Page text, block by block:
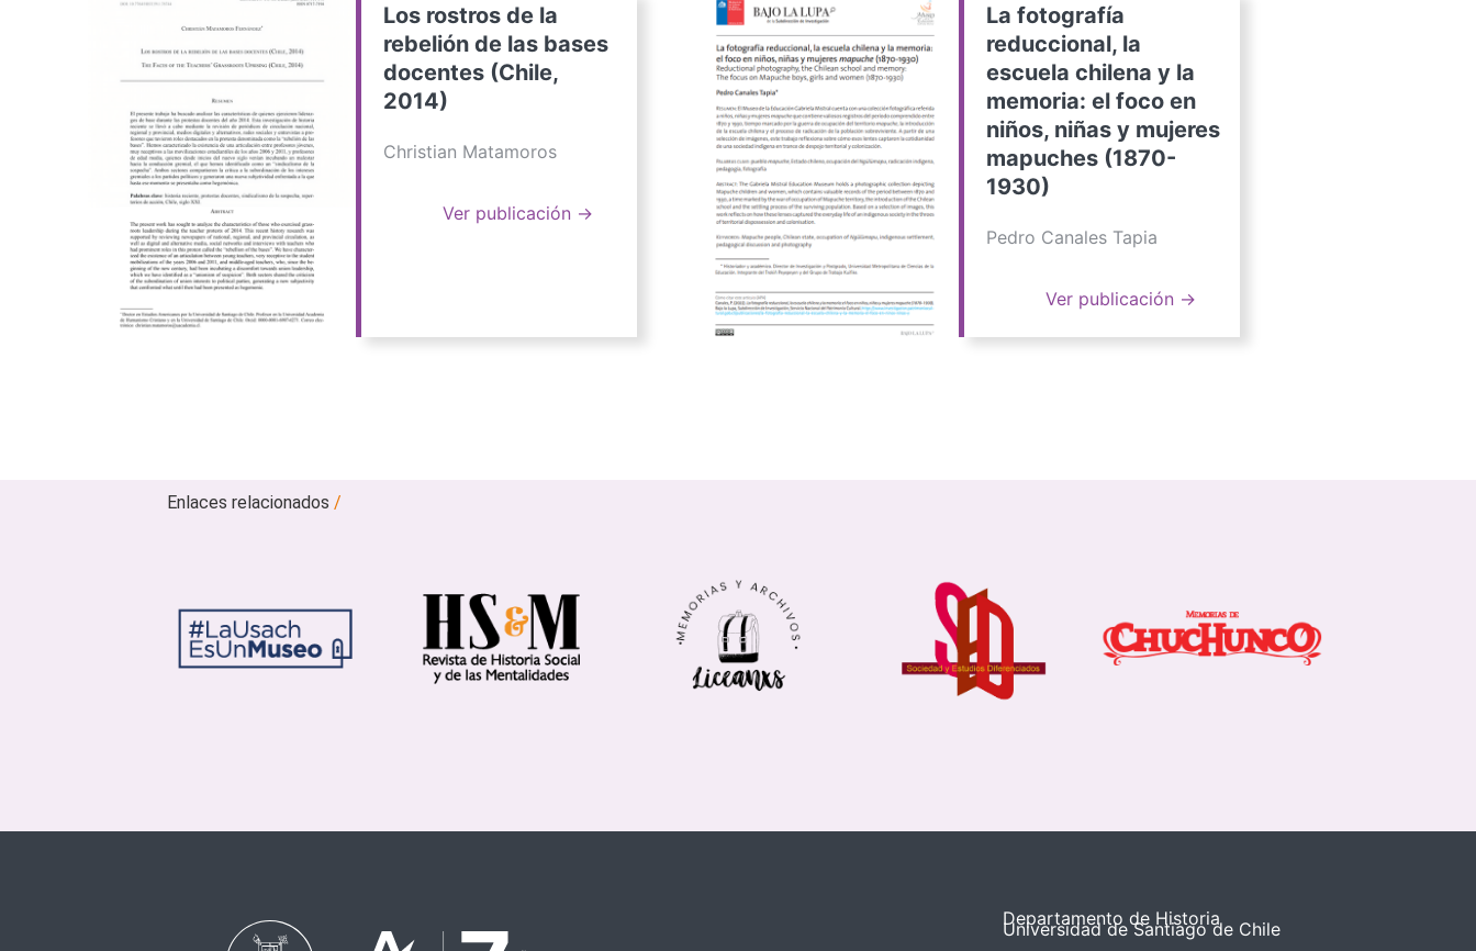
Los rostros de la
rebelión de las bases
docentes (Chile,
2014)
Christian Matamoros
Ver publicación →
La fotografía
reduccional, la
escuela chilena y la
memoria: el foco en
niños, niñas y mujeres
mapuches (1870-
1930)
Pedro Canales Tapia
Ver publicación →
Enlaces relacionados/
Departamento de Historia
Universidad de Santiago de Chile